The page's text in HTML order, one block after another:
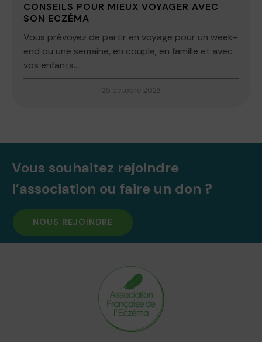
CONSEILS POUR MIEUX VOYAGER AVEC
SON ECZÉMA
Vous prévoyez de partir en voyage pour un week-
end ou une semaine, en couple, en famille et avec
vos enfants....
25 octobre 2023
Vous souhaitez rejoindre
l’association ou faire un don ?
NOUS REJOINDRE